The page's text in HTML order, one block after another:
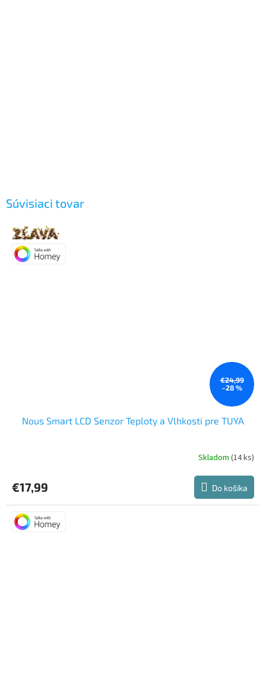
Súvisiaci tovar
€24,99
–28 %
Nous Smart LCD Senzor Teploty a Vlhkosti pre TUYA
produktu
je
4,6
z
5
Skladom(14 ks)
€17,99 Do košíka